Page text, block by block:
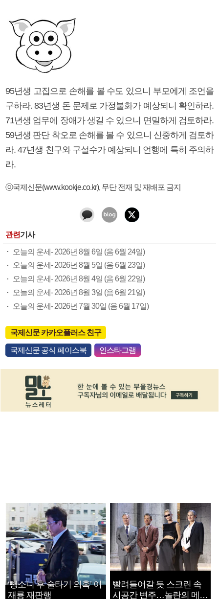
95년생 고집으로 손해를 볼 수도 있으니 부모에게 조언을
구하라. 83년생 돈 문제로 가정불화가 예상되니 확인하라.
71년생 업무에 장애가 생길 수 있으니 면밀하게 검토하라.
59년생 판단 착오로 손해를 볼 수 있으니 신중하게 검토하
라. 47년생 친구와 구설수가 예상되니 언행에 특히 주의하
라.
ⓒ국제신문(www.kookje.co.kr), 무단 전재 및 재배포 금지
관련기사
오늘의 운세- 2026년 8월 6일 (음 6월 24일)
오늘의 운세- 2026년 8월 5일 (음 6월 23일)
오늘의 운세- 2026년 8월 4일 (음 6월 22일)
오늘의 운세- 2026년 8월 3일 (음 6월 21일)
오늘의 운세- 2026년 7월 30일 (음 6월 17일)
국제신문 카카오플러스 친구
국제신문 공식 페이스북 인스타그램
‘뺑소니 후 술타기 의혹’ 이
재룡 재판행
빨려들어갈 듯 스크린 속
시공간 변주…놀란의 메시